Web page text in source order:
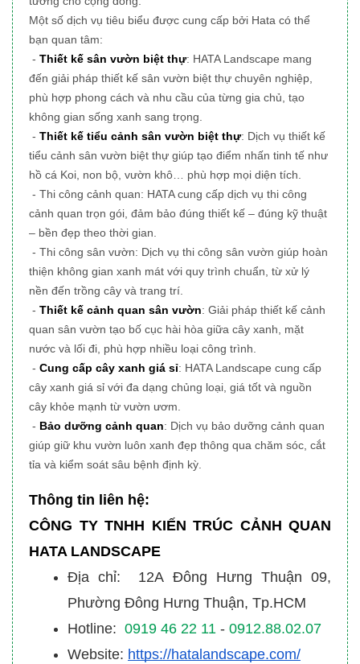
Một số dịch vụ tiêu biểu được cung cấp bởi Hata có thể
bạn quan tâm:
- Thiết kế sân vườn biệt thự: HATA Landscape mang
đến giải pháp thiết kế sân vườn biệt thự chuyên nghiệp,
phù hợp phong cách và nhu cầu của từng gia chủ, tạo
không gian sống xanh sang trọng.
- Thiết kế tiểu cảnh sân vườn biệt thự: Dịch vụ thiết kế
tiểu cảnh sân vườn biệt thự giúp tạo điểm nhấn tinh tế như
hồ cá Koi, non bộ, vườn khô… phù hợp mọi diện tích.
- Thi công cảnh quan: HATA cung cấp dịch vụ thi công
cảnh quan trọn gói, đảm bảo đúng thiết kế – đúng kỹ thuật
– bền đẹp theo thời gian.
- Thi công sân vườn: Dịch vụ thi công sân vườn giúp hoàn
thiện không gian xanh mát với quy trình chuẩn, từ xử lý
nền đến trồng cây và trang trí.
- Thiết kế cảnh quan sân vườn: Giải pháp thiết kế cảnh
quan sân vườn tạo bố cục hài hòa giữa cây xanh, mặt
nước và lối đi, phù hợp nhiều loại công trình.
- Cung cấp cây xanh giá sỉ: HATA Landscape cung cấp
cây xanh giá sỉ với đa dạng chủng loại, giá tốt và nguồn
cây khỏe mạnh từ vườn ươm.
- Bảo dưỡng cảnh quan: Dịch vụ bảo dưỡng cảnh quan
giúp giữ khu vườn luôn xanh đẹp thông qua chăm sóc, cắt
tỉa và kiểm soát sâu bệnh định kỳ.
Thông tin liên hệ:
CÔNG TY TNHH KIẾN TRÚC CẢNH QUAN
HATA LANDSCAPE
Địa chỉ: 12A Đông Hưng Thuận 09,
Phường Đông Hưng Thuận, Tp.HCM
Hotline: 0919 46 22 11 - 0912.88.02.07
Website: https://hatalandscape.com/